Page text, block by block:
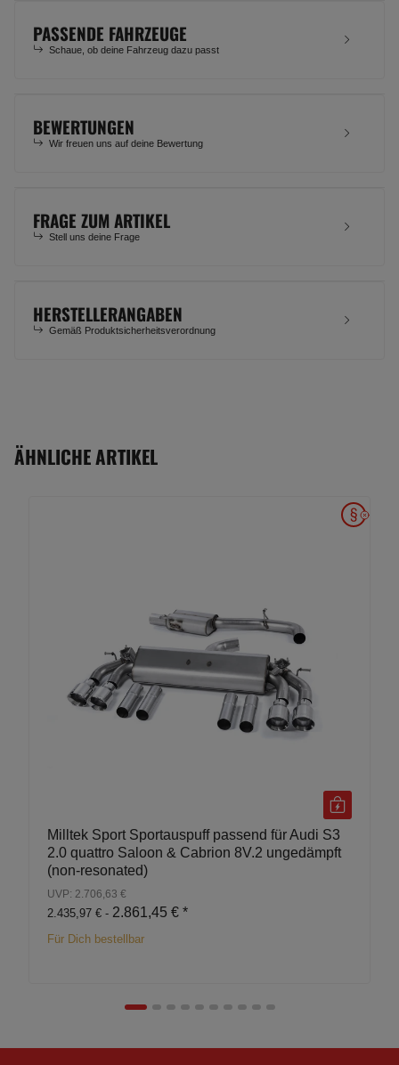
PASSENDE FAHRZEUGE
Schaue, ob deine Fahrzeug dazu passt
BEWERTUNGEN
Wir freuen uns auf deine Bewertung
FRAGE ZUM ARTIKEL
Stell uns deine Frage
HERSTELLERANGABEN
Gemäß Produktsicherheitsverordnung
ÄHNLICHE ARTIKEL
Milltek Sport Sportauspuff passend für Audi S3
2.0 quattro Saloon & Cabrion 8V.2 ungedämpft
(non-resonated)
UVP: 2.706,63 €
2.435,97 € - 2.861,45 € *
Für Dich bestellbar